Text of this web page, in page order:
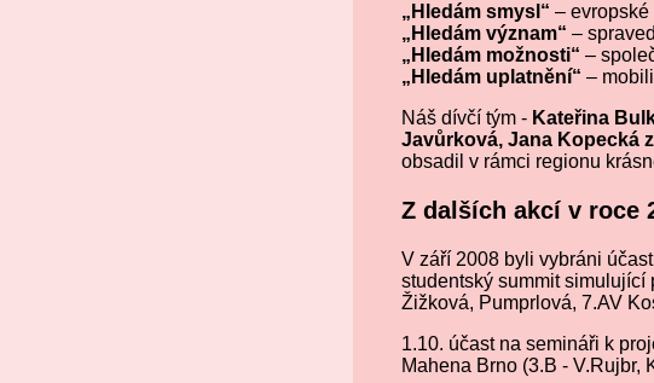
„Hledám smysl“ – evropské
„Hledám význam“ –
„Hledám možnosti“ –
„Hledám uplatnění“ –
Náš dívčí tým - Kateřina
Javůrková, Jana Kopecká
obsadil v rámci regionu
Z dalších akcí v roce
V září 2008 byli vybráni
studentský summit simulující
Žižková, Pumprlová, 7.AV
1.10. účast na semináři k
Mahena Brno (3.B - V.Rujbr,